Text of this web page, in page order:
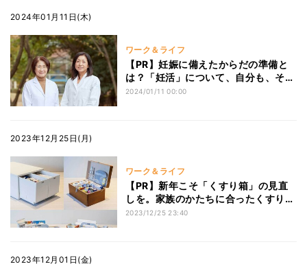
2024年01月11日(木)
ワーク＆ライフ
【PR】妊娠に備えたからだの準備と
は？「妊活」について、自分も、そし
て周りの人も知っておきたいこと
2024/01/11 00:00
2023年12月25日(月)
ワーク＆ライフ
【PR】新年こそ「くすり箱」の見直
しを。家族のかたちに合ったくすり箱
と収納のコツとは
2023/12/25 23:40
2023年12月01日(金)